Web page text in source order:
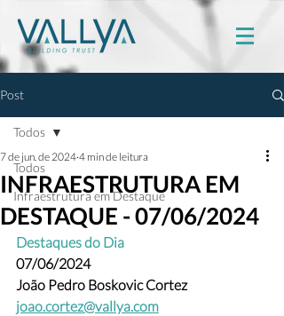
Post
Todos
Infraestrutura em Destaque
Todos
INFRAESTRUTURA EM
DESTAQUE - 07/06/2024
7 de jun. de 2024 4 min de leitura
Destaques do Dia
07/06/2024
João Pedro Boskovic Cortez
joao.cortez@vallya.com